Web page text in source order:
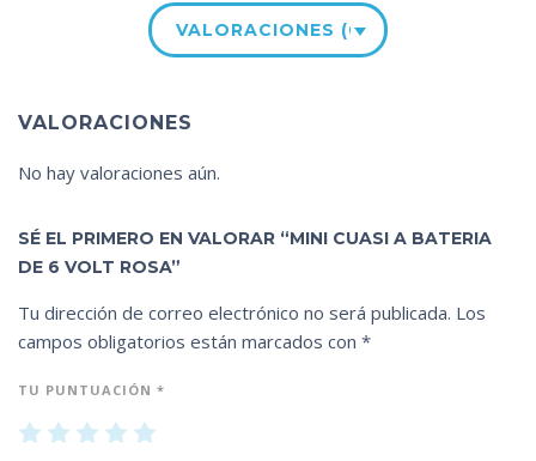
VALORACIONES (0)
VALORACIONES
No hay valoraciones aún.
SÉ EL PRIMERO EN VALORAR “MINI CUASI A BATERIA
DE 6 VOLT ROSA”
Tu dirección de correo electrónico no será publicada. Los
campos obligatorios están marcados con *
TU PUNTUACIÓN *
1
2
3
4